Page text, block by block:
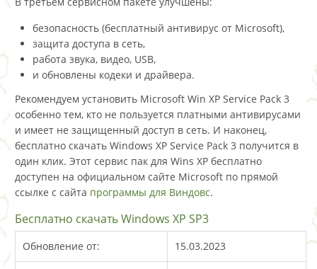
безопасность (бесплатный антивирус от Microsoft),
защита доступа в сеть,
работа звука, видео, USB,
и обновлены кодеки и драйвера.
Рекомендуем установить Microsoft Win XP Service Pack 3
особенно тем, кто не пользуется платными антивирусами
и имеет не защищенный доступ в сеть. И наконец,
бесплатно скачать Windows XP Service Pack 3 получится в
один клик. Этот сервис пак для Wins XP бесплатно
доступен на официальном сайте Microsoft по прямой
ссылке с сайта программы для Виндовс.
Бесплатно скачать Windows XP SP3
Обновление от: 15.03.2023